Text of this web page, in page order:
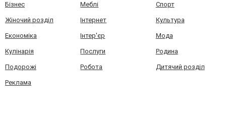
Бізнес Меблі Спорт
Жіночий розділ Інтернет Культура
Економіка Інтер'єр Мода
Кулінарія Послуги Родина
Подорожі Робота Дитячий розділ
Реклама